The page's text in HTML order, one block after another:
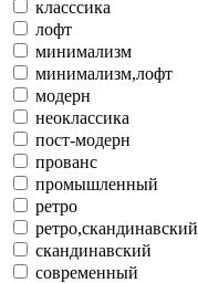
класссика
лофт
минимализм
минимализм,лофт
модерн
неоклассика
пост-модерн
прованс
промышленный
ретро
ретро,скандинавский
скандинавский
современный